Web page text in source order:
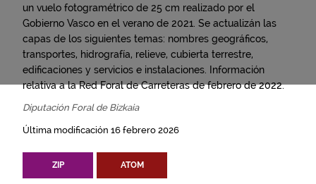
un vuelo fotogramétrico de 25 cm realizado por el
Gobierno Vasco en el verano de 2021. Se actualizán las
capas de los siguientes temas: nombres geográficos,
transportes, hidrografía, relieve, cubierta terrestre,
edificaciones y servicios e instalaciones. Información
relativa a la Red Foral de Carreteras de febrero de 2022.
Diputación Foral de Bizkaia
Última modificación 16 febrero 2026
ZIP ATOM